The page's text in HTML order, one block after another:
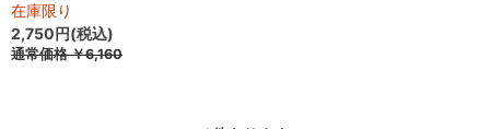
在庫限り
2,750円(税込)
通常価格￥6,160